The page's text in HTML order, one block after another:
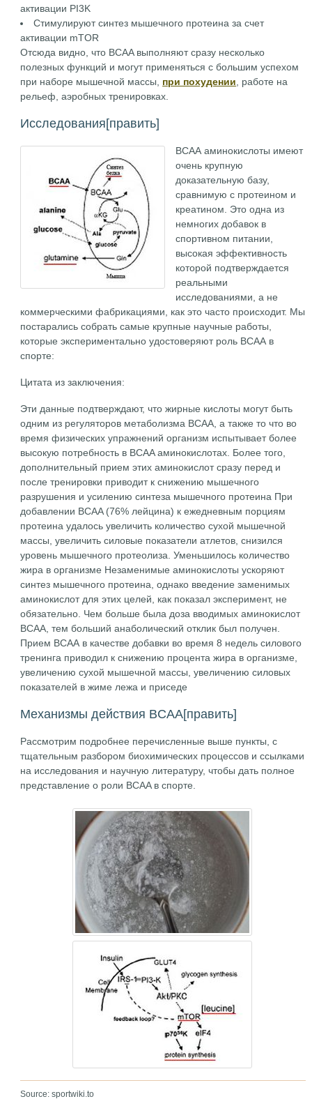
активации PI3K
Стимулируют синтез мышечного протеина за счет
активации mTOR
Отсюда видно, что BCAA выполняют сразу несколько
полезных функций и могут применяться с большим успехом
при наборе мышечной массы, при похудении , работе на
рельеф, аэробных тренировках.
Исследования[править]
ВСАА аминокислоты имеют
очень крупную
доказательную базу,
сравнимую с протеином и
креатином. Это одна из
немногих добавок в
спортивном питании,
высокая эффективность
которой подтверждается
реальными
исследованиями, а не
коммерческими фабрикациями, как это часто происходит. Мы
постарались собрать самые крупные научные работы,
которые экспериментально удостоверяют роль ВСАА в
спорте:
Цитата из заключения:
Эти данные подтверждают, что жирные кислоты могут быть
одним из регуляторов метаболизма ВСАА, а также то что во
время физических упражнений организм испытывает более
высокую потребность в BCAA аминокислотах. Более того,
дополнительный прием этих аминокислот сразу перед и
после тренировки приводит к снижению мышечного
разрушения и усилению синтеза мышечного протеина При
добавлении BCAA (76% лейцина) к ежедневным порциям
протеина удалось увеличить количество сухой мышечной
массы, увеличить силовые показатели атлетов, снизился
уровень мышечного протеолиза. Уменьшилось количество
жира в организме Незаменимые аминокислоты ускоряют
синтез мышечного протеина, однако введение заменимых
аминокислот для этих целей, как показал эксперимент, не
обязательно. Чем больше была доза вводимых аминокислот
ВСАА, тем больший анаболический отклик был получен.
Прием ВСАА в качестве добавки во время 8 недель силового
тренинга приводил к снижению процента жира в организме,
увеличению сухой мышечной массы, увеличению силовых
показателей в жиме лежа и приседе
Механизмы действия BCAA[править]
Рассмотрим подробнее перечисленные выше пункты, с
тщательным разбором биохимических процессов и ссылками
на исследования и научную литературу, чтобы дать полное
представление о роли BCAA в спорте.
Source: sportwiki.to